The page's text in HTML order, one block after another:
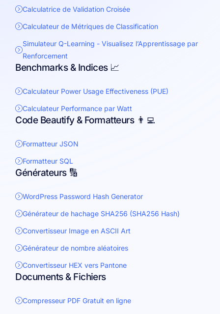
Calculatrice de Validation Croisée
Calculateur de Métriques de Classification
Simulateur Q-Learning - Visualisez l’Apprentissage par
Renforcement
Benchmarks & Indices 📈
Calculateur Power Usage Effectiveness (PUE)
Calculateur Performance par Watt
Code Beautify & Formatteurs 👨‍💻
Formatteur JSON
Formatteur SQL
Générateurs 🔢
WordPress Password Hash Generator
Générateur de hachage SHA256 (SHA256 Hash)
Convertisseur Image en ASCII Art
Générateur de nombre aléatoires
Convertisseur HEX vers Pantone
Documents & Fichiers
Compresseur PDF Gratuit en ligne